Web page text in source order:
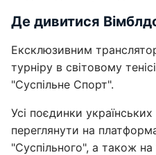
Де дивитися
Ексклюзивним
турніру в світовому
"Суспільне Спорт".
Усі поєдинки
переглянути на
"Суспільного", а також на